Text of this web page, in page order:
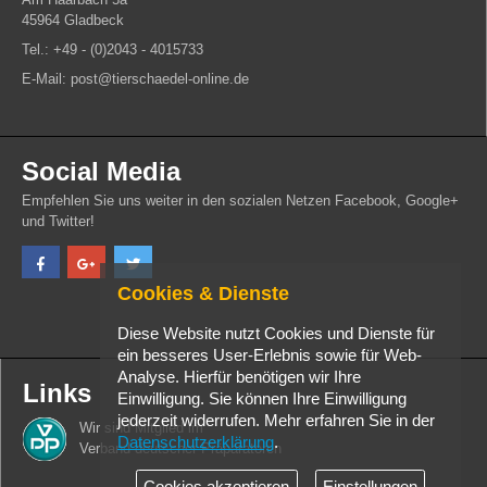
45964 Gladbeck
Tel.: +49 - (0)2043 - 4015733
E-Mail: post@tierschaedel-online.de
Social Media
Empfehlen Sie uns weiter in den sozialen Netzen Facebook, Google+
und Twitter!
Links
Wir sind Mitglied im
Verband deutscher Präparatoren
Cookies & Dienste
Diese Website nutzt Cookies und Dienste für
ein besseres User-Erlebnis sowie für Web-
Analyse. Hierfür benötigen wir Ihre
Einwilligung. Sie können Ihre Einwilligung
jederzeit widerrufen. Mehr erfahren Sie in der
Datenschutzerklärung.